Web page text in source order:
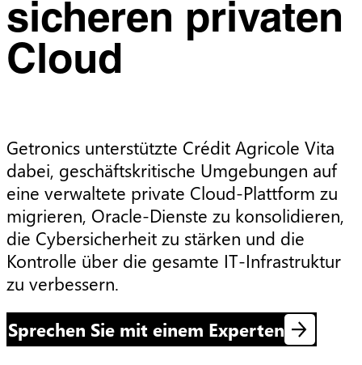
sicheren privaten
Cloud
Getronics unterstützte Crédit Agricole Vita
dabei, geschäftskritische Umgebungen auf
eine verwaltete private Cloud-Plattform zu
migrieren, Oracle-Dienste zu konsolidieren,
die Cybersicherheit zu stärken und die
Kontrolle über die gesamte IT-Infrastruktur
zu verbessern.
Sprechen Sie mit einem Experten